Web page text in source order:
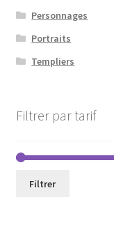
Personnages
Portraits
Templiers
Filtrer par tarif
Filtrer